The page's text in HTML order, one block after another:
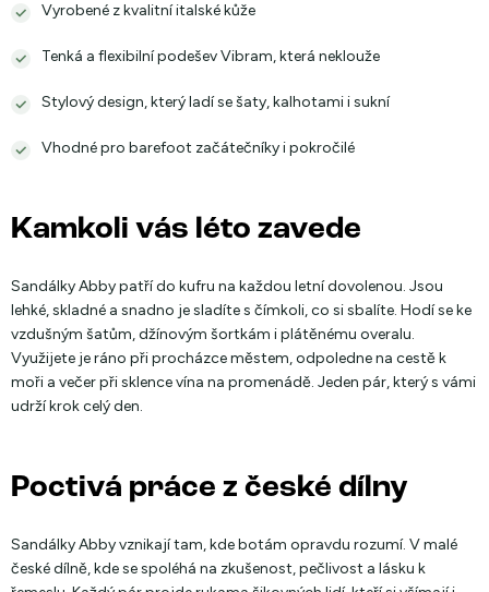
Vyrobené z kvalitní italské kůže
Tenká a flexibilní podešev Vibram, která neklouže
Stylový design, který ladí se šaty, kalhotami i sukní
Vhodné pro barefoot začátečníky i pokročilé
Kamkoli vás léto zavede
Sandálky Abby patří do kufru na každou letní dovolenou. Jsou
lehké, skladné a snadno je sladíte s čímkoli, co si sbalíte. Hodí se ke
vzdušným šatům, džínovým šortkám i plátěnému overalu.
Využijete je ráno při procházce městem, odpoledne na cestě k
moři a večer při sklence vína na promenádě. Jeden pár, který s vámi
udrží krok celý den.
Poctivá práce z české dílny
Sandálky Abby vznikají tam, kde botám opravdu rozumí. V malé
české dílně, kde se spoléhá na zkušenost, pečlivost a lásku k